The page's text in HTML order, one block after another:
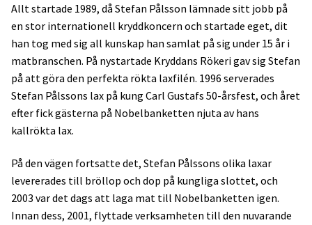
Allt startade 1989, då Stefan Pålsson lämnade sitt jobb på
en stor internationell kryddkoncern och startade eget, dit
han tog med sig all kunskap han samlat på sig under 15 år i
matbranschen. På nystartade Kryddans Rökeri gav sig Stefan
på att göra den perfekta rökta laxfilén. 1996 serverades
Stefan Pålssons lax på kung Carl Gustafs 50-årsfest, och året
efter fick gästerna på Nobelbanketten njuta av hans
kallrökta lax.
På den vägen fortsatte det, Stefan Pålssons olika laxar
levererades till bröllop och dop på kungliga slottet, och
2003 var det dags att laga mat till Nobelbanketten igen.
Innan dess, 2001, flyttade verksamheten till den nuvarande